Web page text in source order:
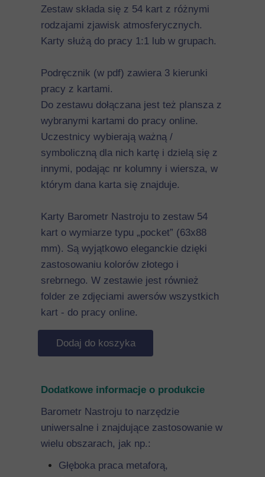
Dodaj do koszyka
Zestaw składa się z 54 kart z różnymi
rodzajami zjawisk atmosferycznych.
Karty służą do pracy 1:1 lub w grupach.
Podręcznik (w pdf) zawiera 3 kierunki
pracy z kartami.
Do zestawu dołączana jest też plansza z
wybranymi kartami do pracy online.
Uczestnicy wybierają ważną /
symboliczną dla nich kartę i dzielą się z
innymi, podając nr kolumny i wiersza, w
którym dana karta się znajduje.
Karty Barometr Nastroju to zestaw 54
kart o wymiarze typu „pocket” (63x88
mm). Są wyjątkowo eleganckie dzięki
zastosowaniu kolorów złotego i
srebrnego. W zestawie jest również
folder ze zdjęciami awersów wszystkich
kart - do pracy online.
Dodatkowe informacje o produkcie
Barometr Nastroju to narzędzie
uniwersalne i znajdujące zastosowanie w
wielu obszarach, jak np.:
Głęboka praca metaforą,